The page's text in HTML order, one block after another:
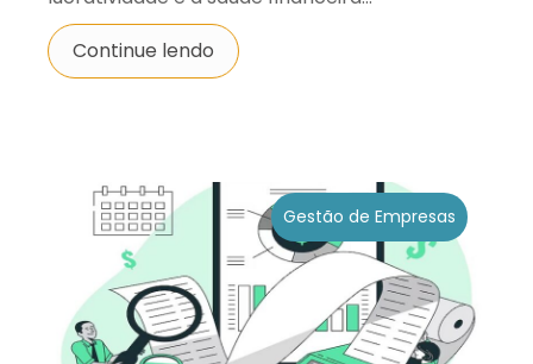
Continue lendo
Gestão de Empresas